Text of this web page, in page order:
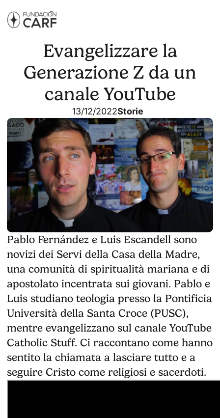
Evangelizzare la
Generazione Z da un
canale YouTube
13/12/2022Storie
Pablo Fernández e Luis Escandell sono
novizi dei Servi della Casa della Madre,
una comunità di spiritualità mariana e di
apostolato incentrata sui giovani. Pablo e
Luis studiano teologia presso la Pontificia
Università della Santa Croce (PUSC),
mentre evangelizzano sul canale YouTube
Catholic Stuff. Ci raccontano come hanno
sentito la chiamata a lasciare tutto e a
seguire Cristo come religiosi e sacerdoti.